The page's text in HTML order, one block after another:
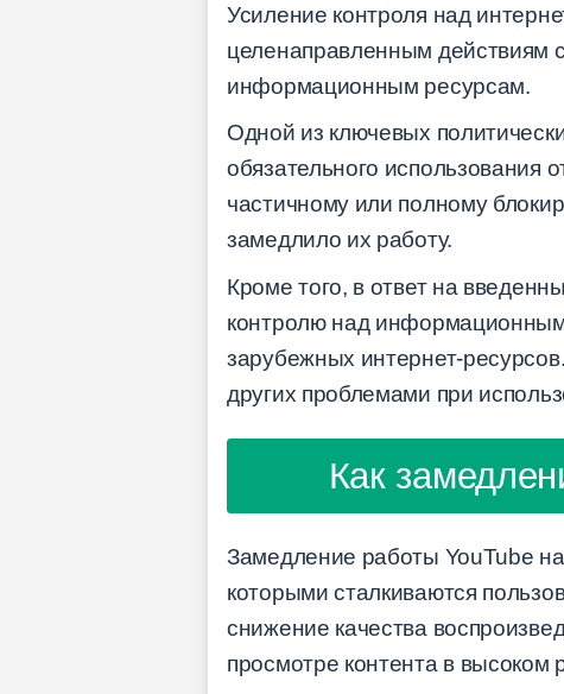
Усиление контроля над
целенаправленным действиям
информационным ресурсам.
Одной из ключевых
обязательного использования
частичному или полному
замедлило их работу.
Кроме того, в ответ на
контролю над
зарубежных интернет-
других проблемами при
Как
Замедление работы YouTube
которыми сталкиваются
снижение качества
просмотре контента в высоком